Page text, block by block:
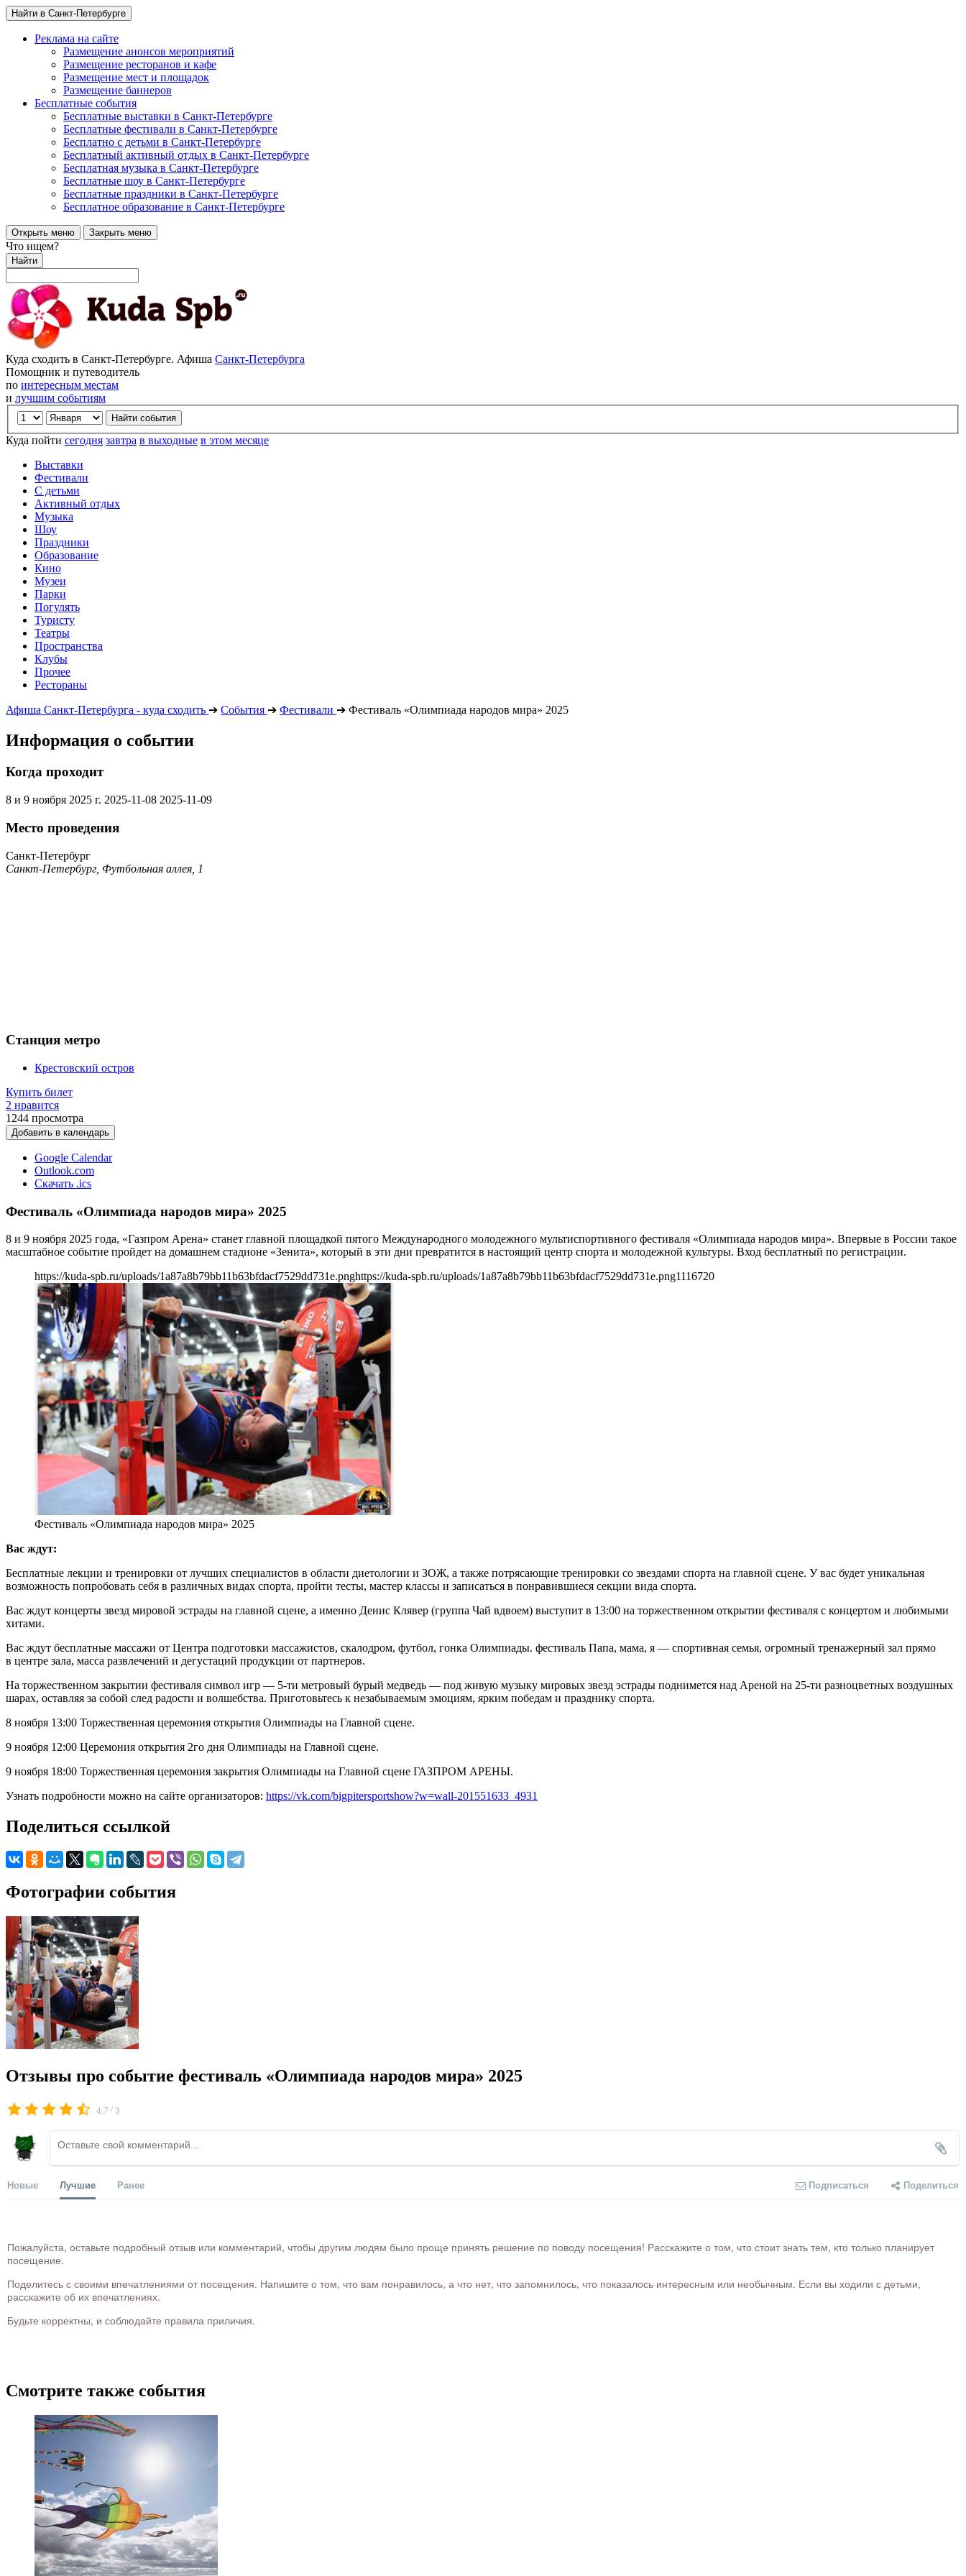
Найти в Санкт-Петербурге
Реклама на сайте
Размещение анонсов мероприятий
Размещение ресторанов и кафе
Размещение мест и площадок
Размещение баннеров
Бесплатные события
Бесплатные выставки в Санкт-Петербурге
Бесплатные фестивали в Санкт-Петербурге
Бесплатно с детьми в Санкт-Петербурге
Бесплатный активный отдых в Санкт-Петербурге
Бесплатная музыка в Санкт-Петербурге
Бесплатные шоу в Санкт-Петербурге
Бесплатные праздники в Санкт-Петербурге
Бесплатное образование в Санкт-Петербурге
Открыть меню Закрыть меню
Что ищем?
Найти
Куда сходить в Санкт-Петербурге. Афиша Санкт-Петербурга
Помощник и путеводитель
по интересным местам
и лучшим событиям
Куда пойти сегодня завтра в выходные в этом месяце
Выставки
Фестивали
С детьми
Активный отдых
Музыка
Шоу
Праздники
Образование
Кино
Музеи
Парки
Погулять
Туристу
Театры
Пространства
Клубы
Прочее
Рестораны
Афиша Санкт-Петербурга - куда сходить ➔ События ➔ Фестивали ➔ Фестиваль «Олимпиада народов мира» 2025
Информация о событии
Когда проходит
8 и 9 ноября 2025 г. 2025-11-08 2025-11-09
Место проведения
Санкт-Петербург
Санкт-Петербург, Футбольная аллея, 1
Станция метро
Крестовский остров
Купить билет
2 нравится
1244 просмотра
Добавить в календарь
Google Calendar
Outlook.com
Скачать .ics
Фестиваль «Олимпиада народов мира» 2025
8 и 9 ноября 2025 года, «Газпром Арена» станет главной площадкой пятого Международного молодежного мультиспортивного фестиваля «Олимпиада народов мира». Впервые в России такое
масштабное событие пройдет на домашнем стадионе «Зенита», который в эти дни превратится в настоящий центр спорта и молодежной культуры. Вход бесплатный по регистрации.
https://kuda-spb.ru/uploads/1a87a8b79bb11b63bfdacf7529dd731e.pnghttps://kuda-spb.ru/uploads/1a87a8b79bb11b63bfdacf7529dd731e.png1116720
Фестиваль «Олимпиада народов мира» 2025
Вас ждут:
Бесплатные лекции и тренировки от лучших специалистов в области диетологии и ЗОЖ, а также потрясающие тренировки со звездами спорта на главной сцене. У вас будет уникальная
возможность попробовать себя в различных видах спорта, пройти тесты, мастер классы и записаться в понравившиеся секции вида спорта.
Вас ждут концерты звезд мировой эстрады на главной сцене, а именно Денис Клявер (группа Чай вдвоем) выступит в 13:00 на торжественном открытии фестиваля с концертом и любимыми
хитами.
Вас ждут бесплатные массажи от Центра подготовки массажистов, скалодром, футбол, гонка Олимпиады. фестиваль Папа, мама, я — спортивная семья, огромный тренажерный зал прямо
в центре зала, масса развлечений и дегустаций продукции от партнеров.
На торжественном закрытии фестиваля символ игр — 5-ти метровый бурый медведь — под живую музыку мировых звезд эстрады поднимется над Ареной на 25-ти разноцветных воздушных
шарах, оставляя за собой след радости и волшебства. Приготовьтесь к незабываемым эмоциям, ярким победам и празднику спорта.
8 ноября 13:00 Торжественная церемония открытия Олимпиады на Главной сцене.
9 ноября 12:00 Церемония открытия 2го дня Олимпиады на Главной сцене.
9 ноября 18:00 Торжественная церемония закрытия Олимпиады на Главной сцене ГАЗПРОМ АРЕНЫ.
Узнать подробности можно на сайте организаторов: https://vk.com/bigpitersportshow?w=wall-201551633_4931
Поделиться ссылкой
Фотографии события
Отзывы про событие фестиваль «Олимпиада народов мира» 2025
4.7 /3
Новые Лучшие Ранее Подписаться Поделиться
Пожалуйста, оставьте подробный отзыв или комментарий, чтобы другим людям было проще принять решение по поводу посещения! Расскажите о том, что стоит знать тем, кто только планирует
посещение.
Поделитесь с своими впечатлениями от посещения. Напишите о том, что вам понравилось, а что нет, что запомнилось, что показалось интересным или необычным. Если вы ходили с детьми,
расскажите об их впечатлениях.
Будьте корректны, и соблюдайте правила приличия.
Смотрите также события